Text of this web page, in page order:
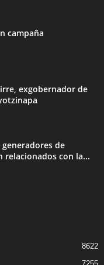
campaña
exgobernador de
de
relacionados con la...
8622